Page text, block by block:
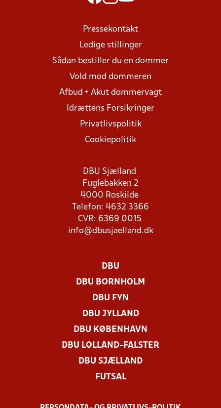
Pressekontakt
Ledige stillinger
Sådan bestiller du en dommer
Vold mod dommeren
Afbud + Akut dommervagt
Idrættens Forsikringer
Privatlivspolitik
Cookiepolitik
DBU Sjælland
Fuglebakken 2
4000 Roskilde
Telefon: 4632 3366
CVR: 6369 0015
info@dbusjaelland.dk
DBU
DBU BORNHOLM
DBU FYN
DBU JYLLAND
DBU KØBENHAVN
DBU LOLLAND-FALSTER
DBU SJÆLLAND
FUTSAL